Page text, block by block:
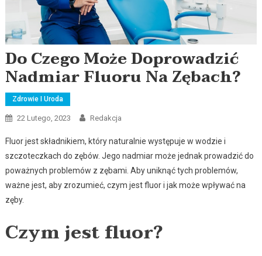
Do Czego Może Doprowadzić
Nadmiar Fluoru Na Zębach?
Zdrowie I Uroda
22 Lutego, 2023 Redakcja
Fluor jest składnikiem, który naturalnie występuje w wodzie i
szczoteczkach do zębów. Jego nadmiar może jednak prowadzić do
poważnych problemów z zębami. Aby uniknąć tych problemów,
ważne jest, aby zrozumieć, czym jest fluor i jak może wpływać na
zęby.
Czym jest fluor?